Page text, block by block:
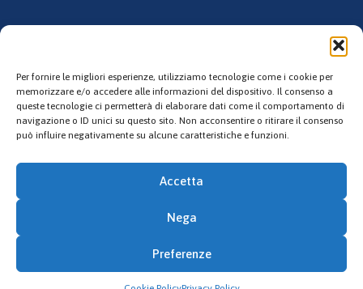
Per fornire le migliori esperienze, utilizziamo tecnologie come i cookie per
memorizzare e/o accedere alle informazioni del dispositivo. Il consenso a
queste tecnologie ci permetterà di elaborare dati come il comportamento di
navigazione o ID unici su questo sito. Non acconsentire o ritirare il consenso
può influire negativamente su alcune caratteristiche e funzioni.
Accetta
Nega
Preferenze
Follow us
Credits